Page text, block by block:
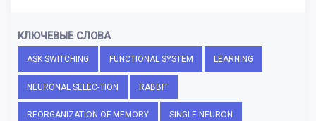
КЛЮЧЕВЫЕ СЛОВА
ASK SWITCHING FUNCTIONAL SYSTEM LEARNING
NEURONAL SELEC-TION RABBIT
REORGANIZATION OF MEMORY SINGLE NEURON